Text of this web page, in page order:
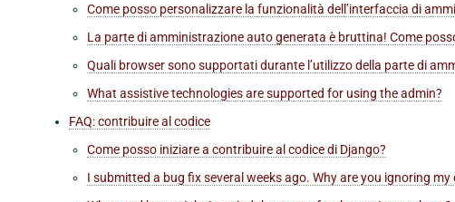
Come posso personalizzare la funzionalità dell’interfaccia di
La parte di amministrazione auto generata è bruttina! Come
Quali browser sono supportati durante l’utilizzo della parte di
What assistive technologies are supported for using the admin?
FAQ: contribuire al codice
Come posso iniziare a contribuire al codice di Django?
I submitted a bug fix several weeks ago. Why are you ignoring